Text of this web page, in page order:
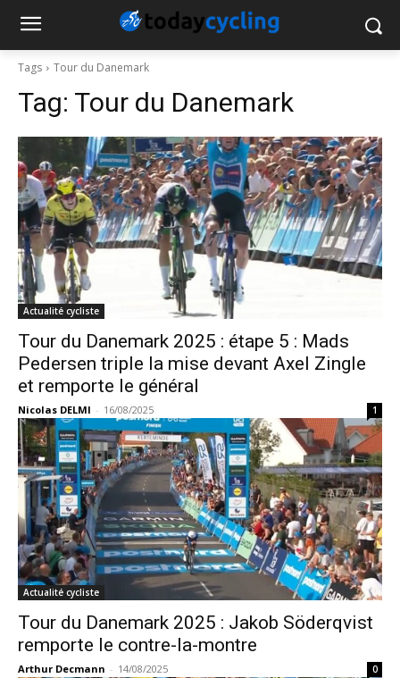
Tags Tour du Danemark
Tag: Tour du Danemark
Actualité cycliste
Tour du Danemark 2025 : étape 5 : Mads
Pedersen triple la mise devant Axel Zingle
et remporte le général
Nicolas DELMI - 16/08/2025 1
Actualité cycliste
Tour du Danemark 2025 : Jakob Söderqvist
remporte le contre-la-montre
Arthur Decmann - 14/08/2025 0